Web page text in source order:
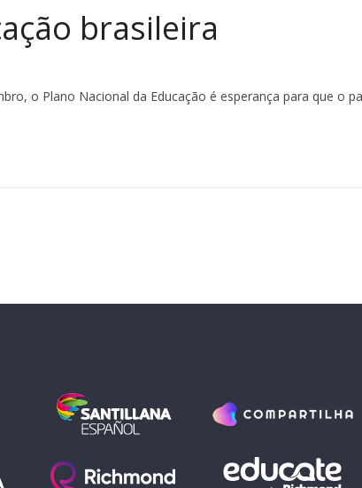
brasileira
o Plano Nacional da Educação é esperança para que o